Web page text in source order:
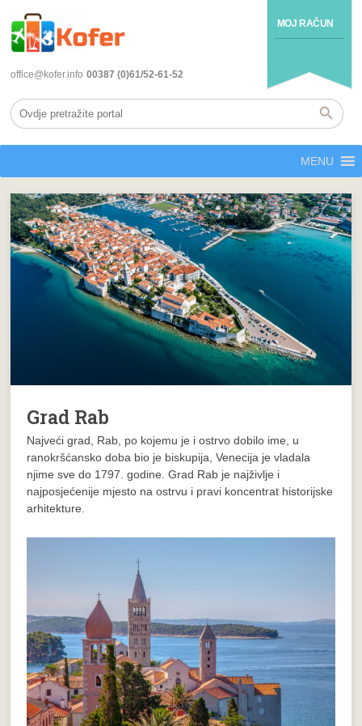
MOJ RAČUN
office@kofer.info 00387 (0)61/52-61-52
MENU
Grad Rab
Najveći grad, Rab, po kojemu je i ostrvo dobilo ime, u
ranokršćansko doba bio je biskupija, Venecija je vladala
njime sve do 1797. godine. Grad Rab je najživlje i
najposjećenije mjesto na ostrvu i pravi koncentrat historijske
arhitekture.